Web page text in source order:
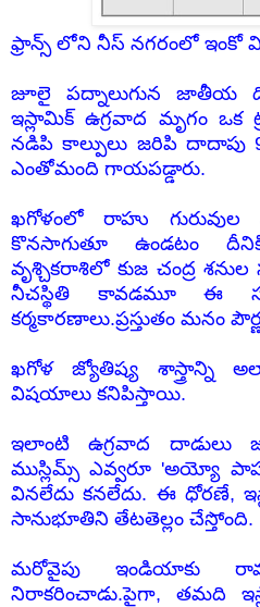
ఫ్రాన్స్ లోని నీస్ నగరంలో ఇంకో
జూలై పద్నాలుగున జాతీయ
ఇస్లామిక్ ఉగ్రవాద మృగం ఒక
నడిపి కాల్పులు జరిపి దాదాపు
ఎంతోమంది గాయపడ్డారు.
ఖగోళంలో రాహు
కొనసాగుతూ ఉండటం
వృశ్చికరాశిలో కుజ చంద్ర
నీచస్థితి కావడమూ ఈ
కర్మకారణాలు.ప్రస్తుతం మనం
ఖగోళ జ్యోతిష్య శాస్త్రాన్ని
విషయాలు కనిపిస్తాయి.
ఇలాంటి ఉగ్రవాద దాడులు
ముస్లిమ్స్ ఎవ్వరూ 'అయ్యో
వినలేదు కనలేదు. ఈ ధోరణే,
సానుభూతిని తేటతెల్లం చేస్తోంది.
మరోవైపు ఇండియాకు
నిరాకరించాడు.పైగా, తమది